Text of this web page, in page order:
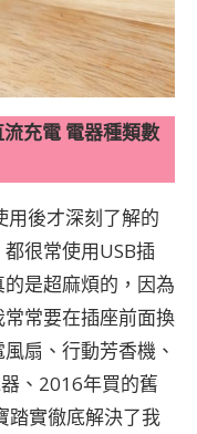
充電 電器種類數
後才深刻了解的
很常使用USB插
是超麻煩的，因為
常要在插座前面換
扇、行動芳香機、
、2016年買的舊
踏實徹底解決了我